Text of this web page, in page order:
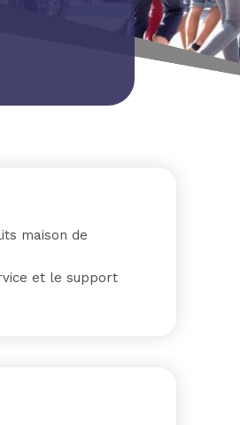
maison de
et le support